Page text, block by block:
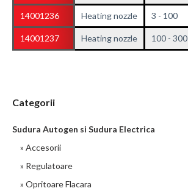
14001236 Heating nozzle 3 - 100
14001237 Heating nozzle 100 - 300
Categorii
Sudura Autogen si Sudura Electrica
» Accesorii
» Regulatoare
» Opritoare Flacara